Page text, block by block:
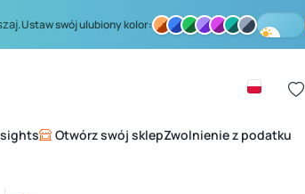
Ustaw swój ulubiony kolor:
Otwórz swój sklepZwolnienie z podatku